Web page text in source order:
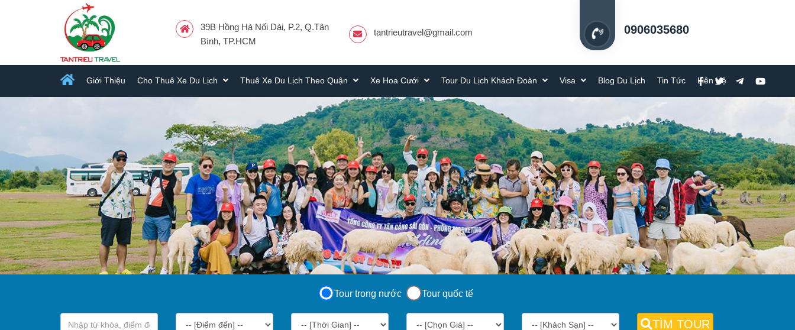
39B Hồng Hà Nối Dài, P.2, Q.Tân
Bình, TP.HCM
tantrieutravel@gmail.com 0906035680
Giới Thiệu Cho Thuê Xe Du Lịch Thuê Xe Du Lịch Theo Quận Xe Hoa Cưới Tour Du Lịch Khách Đoàn Visa Blog Du Lịch Tin Tức Liên Hệ
Tour trong nước Tour quốc tế
TÌM TOUR